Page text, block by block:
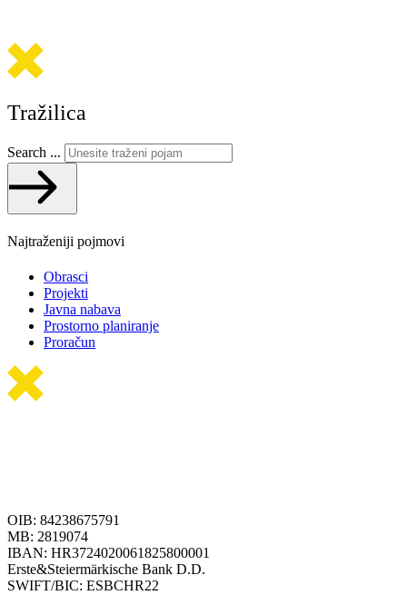
Tražilica
Search ...
Najtraženiji pojmovi
Obrasci
Projekti
Javna nabava
Prostorno planiranje
Proračun
OIB: 84238675791
MB: 2819074
IBAN: HR3724020061825800001
Erste&Steiermärkische Bank D.D.
SWIFT/BIC: ESBCHR22